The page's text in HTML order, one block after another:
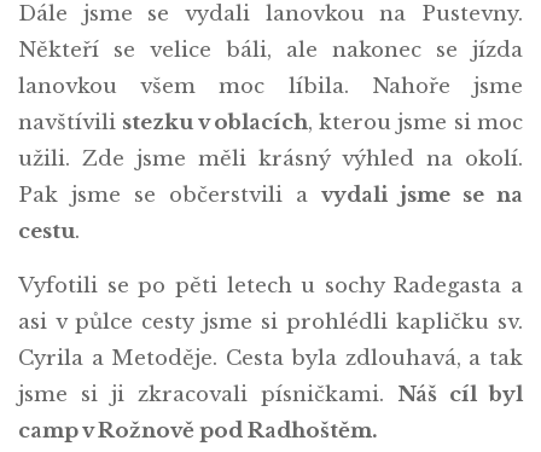
Dále jsme se vydali lanovkou na Pustevny.
Někteří se velice báli, ale nakonec se jízda
lanovkou všem moc líbila. Nahoře jsme
navštívili stezku v oblacích, kterou jsme si moc
užili. Zde jsme měli krásný výhled na okolí.
Pak jsme se občerstvili a vydali jsme se na
cestu.
Vyfotili se po pěti letech u sochy Radegasta a
asi v půlce cesty jsme si prohlédli kapličku sv.
Cyrila a Metoděje. Cesta byla zdlouhavá, a tak
jsme si ji zkracovali písničkami. Náš cíl byl
camp v Rožnově pod Radhoštěm.